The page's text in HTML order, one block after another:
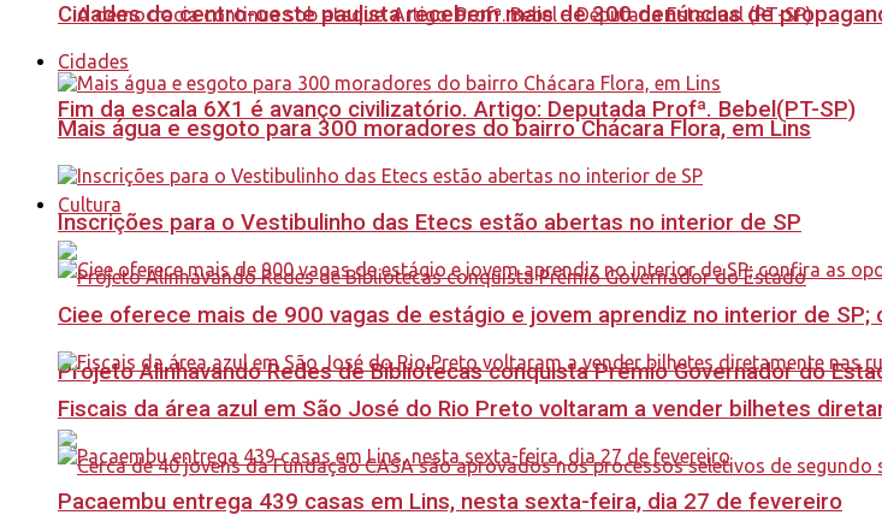
Fim da escala 6X1 é avanço civilizatório. Artigo: Deputada Profª. Bebel(PT-SP)
Cultura
Projeto Alinhavando Redes de Bibliotecas conquista Prêmio Governador do
Cidades do centro-oeste paulista recebem mais de 300 denúncias de
Cidades
Mais água e esgoto para 300 moradores do bairro Chácara Flora, em Lins
Inscrições para o Vestibulinho das Etecs estão abertas no interior de SP
Ciee oferece mais de 900 vagas de estágio e jovem aprendiz no interior de SP;
Fiscais da área azul em São José do Rio Preto voltaram a vender bilhetes
Pacaembu entrega 439 casas em Lins, nesta sexta-feira, dia 27 de fevereiro